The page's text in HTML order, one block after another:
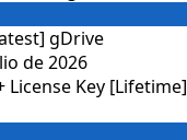
gDrive
de 2026